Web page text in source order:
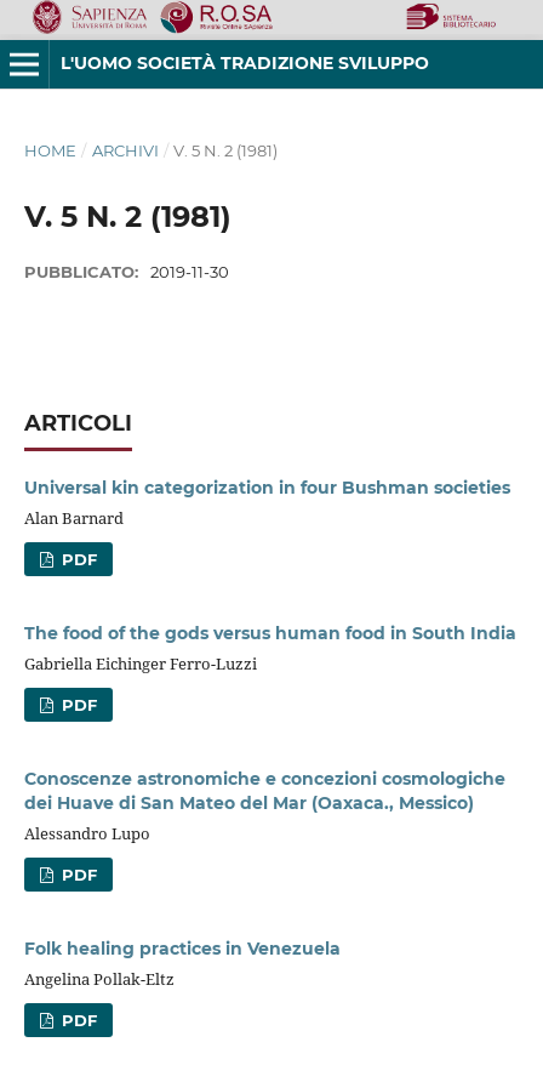
L'UOMO SOCIETÀ TRADIZIONE SVILUPPO
HOME / ARCHIVI / V. 5 N. 2 (1981)
V. 5 N. 2 (1981)
PUBBLICATO: 2019-11-30
ARTICOLI
Universal kin categorization in four Bushman societies
Alan Barnard
PDF
The food of the gods versus human food in South India
Gabriella Eichinger Ferro-Luzzi
PDF
Conoscenze astronomiche e concezioni cosmologiche
dei Huave di San Mateo del Mar (Oaxaca., Messico)
Alessandro Lupo
PDF
Folk healing practices in Venezuela
Angelina Pollak-Eltz
PDF